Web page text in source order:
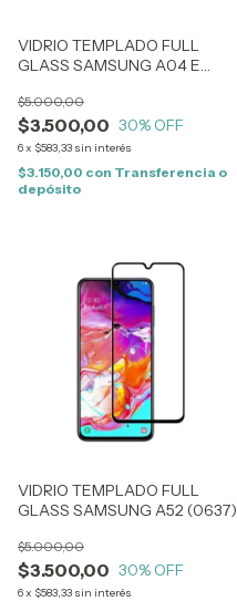
VIDRIO TEMPLADO FULL
GLASS SAMSUNG A04 E
$3.500,00
$5.000,00
30% OFF
6x $583,33 sin interés
$3.150,00 con Transferencia o
depósito
VIDRIO TEMPLADO FULL
GLASS SAMSUNG A52 (0637)
$3.500,00
$5.000,00
30% OFF
6x $583,33 sin interés